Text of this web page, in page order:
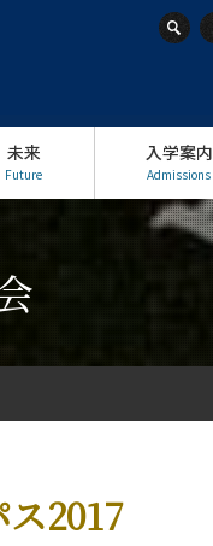
未来
Future
入学案内
Admissions
2017